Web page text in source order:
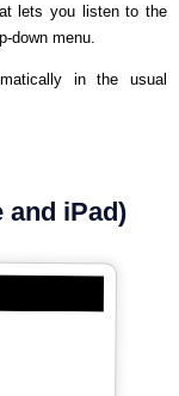
lets you listen to the
down menu.
in the usual
and iPad)